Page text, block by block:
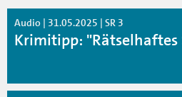
Audio | 31.05.2025 | SR 3
Krimitipp: "Rätselhaftes